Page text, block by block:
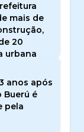
mais de
20
urbana
anos após
Buerú é
pela